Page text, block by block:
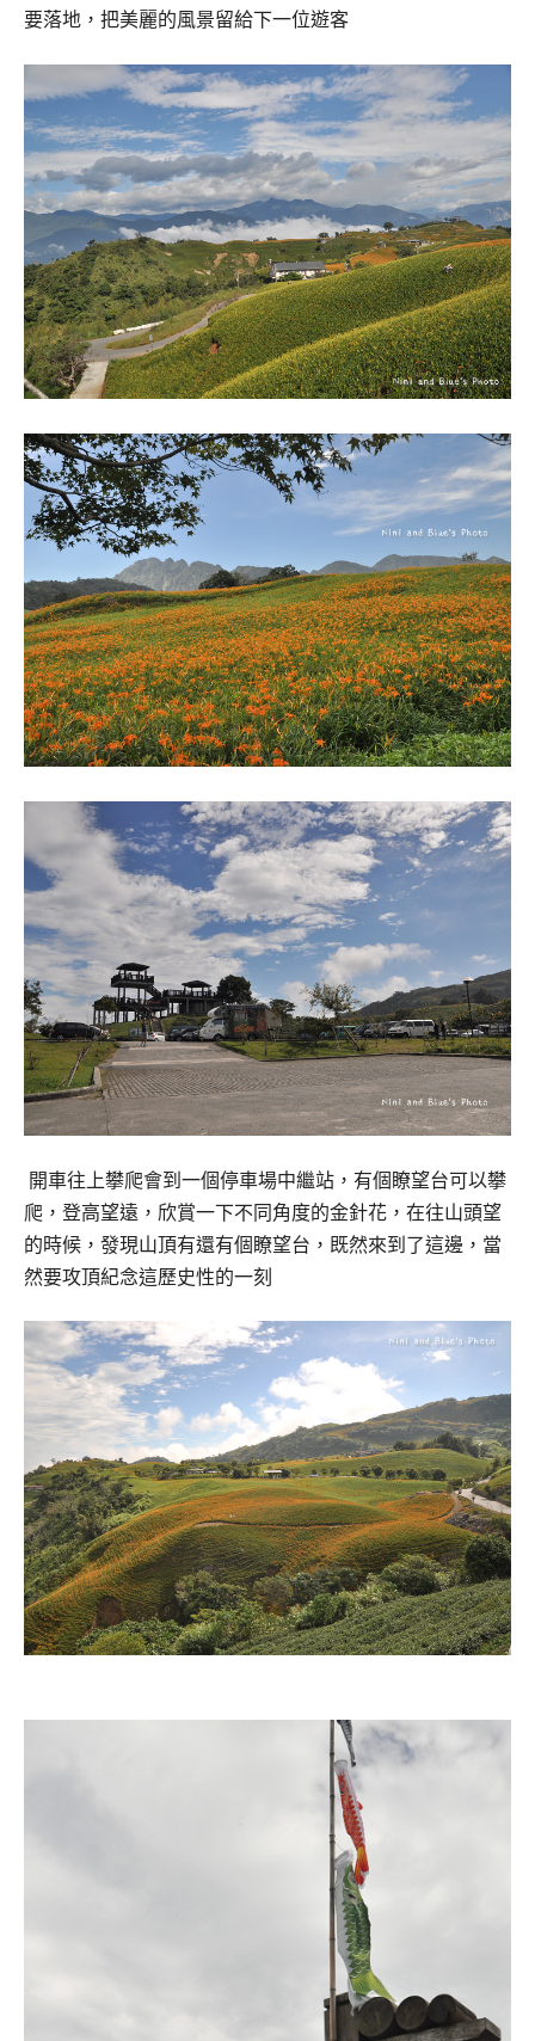
要落地，把美麗的風景留給下一位遊客
開車往上攀爬會到一個停車場中繼站，有個瞭望台可以攀
爬， 登高望遠，欣賞一下不同角度的金針花， 在往山頭望
的時候，發現山頂有還有個瞭望台， 既然來到了這邊，當
然要攻頂紀念這歷史性的一刻